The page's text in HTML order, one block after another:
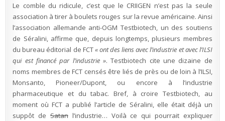
Le comble du ridicule, c’est que le CRIIGEN n’est pas la seule
association à tirer à boulets rouges sur la revue américaine. Ainsi
l’association allemande anti-OGM Testbiotech, un des soutiens
de Séralini, affirme que, depuis longtemps, plusieurs membres
du bureau éditorial de FCT« ont des liens avec l’industrie et avec l’ILSI
qui est financé par l’industrie ». Testbiotech cite une dizaine de
noms membres de FCT censés être liés de près ou de loin à l’ILSI,
Monsanto, Pioneer/Dupont, ou encore à l’industrie
pharmaceutique et du tabac. Bref, à croire Testbiotech, au
moment où FCT a publié l’article de Séralini, elle était déjà un
suppôt deSatanl’industrie… Voilà ce qui pourrait expliquer